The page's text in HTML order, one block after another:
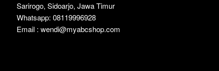
Sarirogo, Sidoarjo, Jawa Timur
Whatsapp: 08119996928
Email : wendi@myabcshop.com